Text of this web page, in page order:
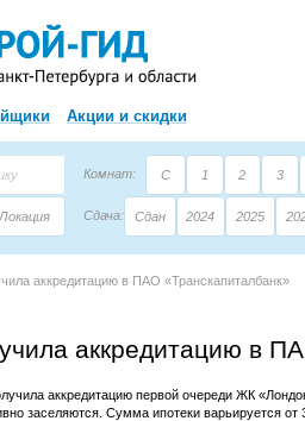
Акции и скидки
Комнат: С 1 2 3
Локация Сдача: Сдан 2024 2025
аккредитацию в ПАО «Транскапиталбанк»
аккредитацию в
аккредитацию первой очереди ЖК
заселяются. Сумма ипотеки варьируется